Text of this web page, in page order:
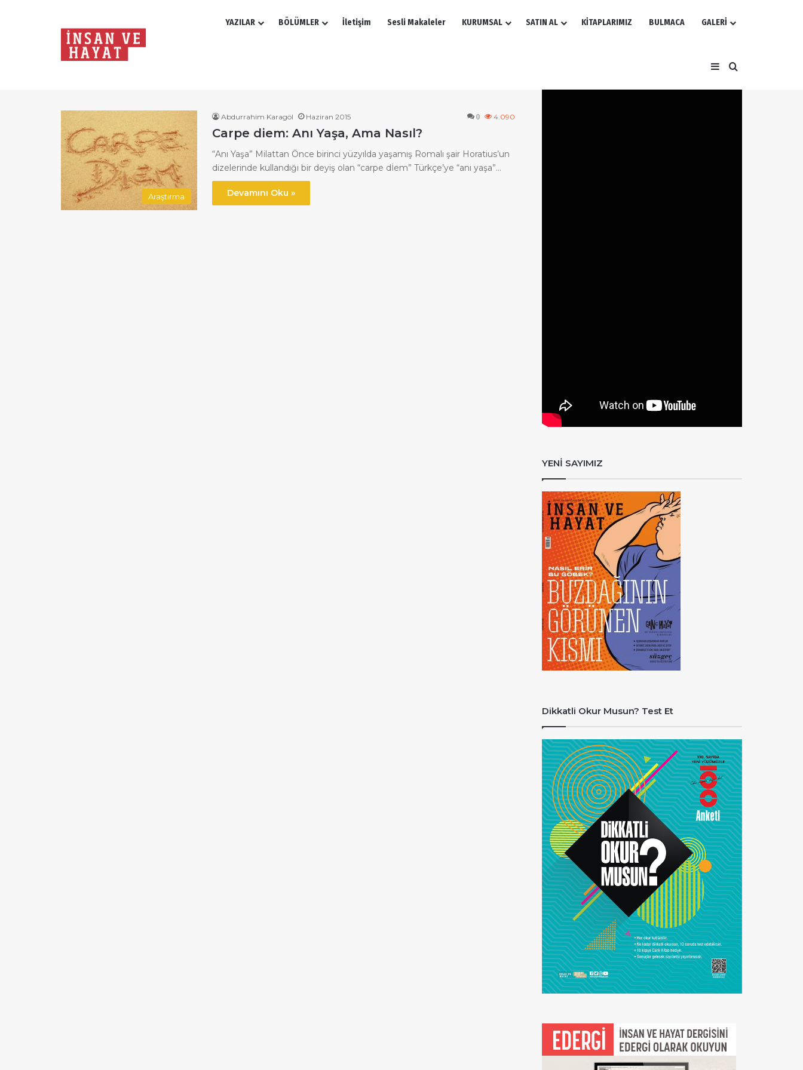
YAZILAR BÖLÜMLER İletişim Sesli Makaleler KURUMSAL SATIN AL KİTAPLARIMIZ BULMACA GALERİ
Kenar Bölmesi
Arama yap ...
Araştırma
Abdurrahim Karagöl Haziran 2015 0 4.090
Carpe diem: Anı Yaşa, Ama Nasıl?
“Anı Yaşa” Milattan Önce birinci yüzyılda yaşamış Romalı şair Horatius’un
dizelerinde kullandığı bir deyiş olan “carpe dİem” Türkçe’ye “anı yaşa”…
Devamını Oku »
YENİ SAYIMIZ
Dikkatli Okur Musun? Test Et